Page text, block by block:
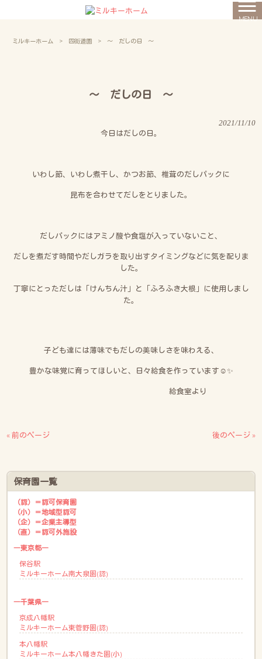
MENU
ミルキーホーム > 四街道園 > ～ だしの日 ～
～ だしの日 ～
2021/11/10
今日はだしの日。
いわし節、いわし煮干し、かつお節、椎茸のだしパックに
昆布を合わせてだしをとりました。
だしパックにはアミノ酸や食塩が入っていないこと、
だしを煮だす時間やだしガラを取り出すタイミングなどに気を配りま
した。
丁寧にとっただしは「けんちん汁」と「ふろふき大根」に使用しまし
た。
子ども達には薄味でもだしの美味しさを味わえる、
豊かな味覚に育ってほしいと、日々給食を作っています☺✨
給食室より
« 前のページ 後のページ »
保育園一覧
（認）＝認可保育園
（小）＝地域型認可
（企）＝企業主導型
（直）＝認可外施設
―東京都―
保谷駅
ミルキーホーム南大泉園(認)
―千葉県―
京成八幡駅
ミルキーホーム東菅野園(認)
本八幡駅
ミルキーホーム本八幡きた園(小)